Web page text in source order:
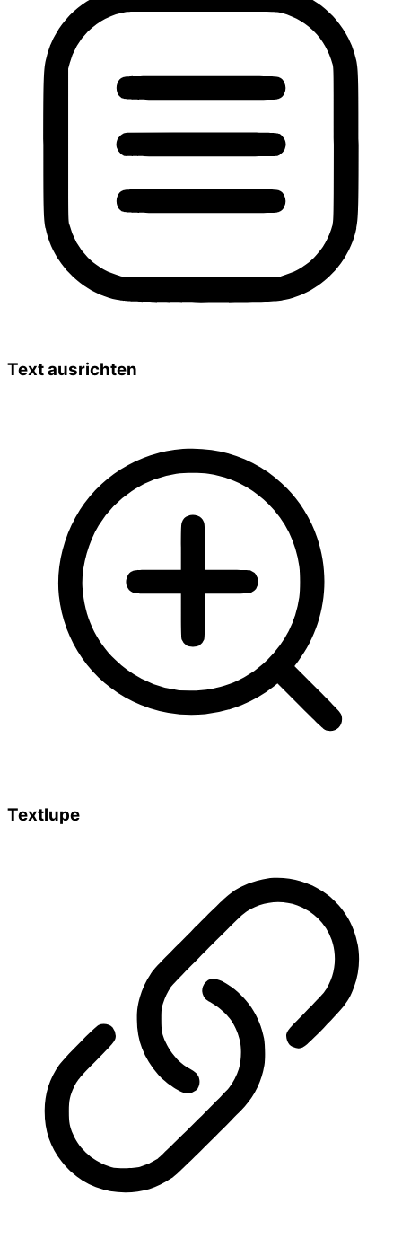
Text ausrichten
Textlupe